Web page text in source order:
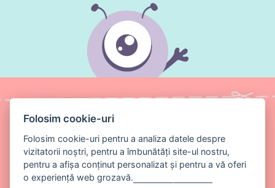
Folosim cookie-uri
Folosim cookie-uri pentru a analiza datele despre
vizitatorii noștri, pentru a îmbunătăți site-ul nostru,
pentru a afișa conținut personalizat și pentru a vă oferi
o experiență web grozavă.